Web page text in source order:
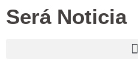
Será Noticia